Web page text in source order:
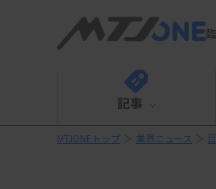
記事
MTJONEトップ ＞ 業界ニュース ＞